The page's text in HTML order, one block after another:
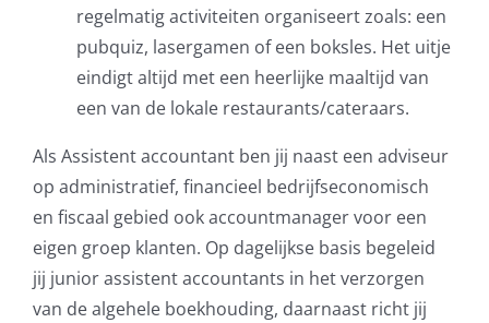
regelmatig activiteiten organiseert zoals: een
pubquiz, lasergamen of een boksles. Het uitje
eindigt altijd met een heerlijke maaltijd van
een van de lokale restaurants/cateraars.
Als Assistent accountant ben jij naast een adviseur
op administratief, financieel bedrijfseconomisch
en fiscaal gebied ook accountmanager voor een
eigen groep klanten. Op dagelijkse basis begeleid
jij junior assistent accountants in het verzorgen
van de algehele boekhouding, daarnaast richt jij